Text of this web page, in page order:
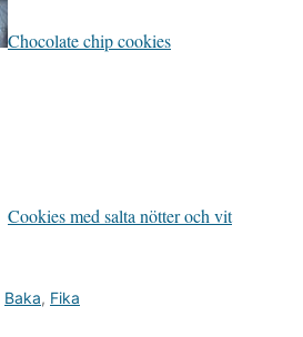
Chocolate chip cookies
Cookies med salta nötter och vit
Baka, Fika